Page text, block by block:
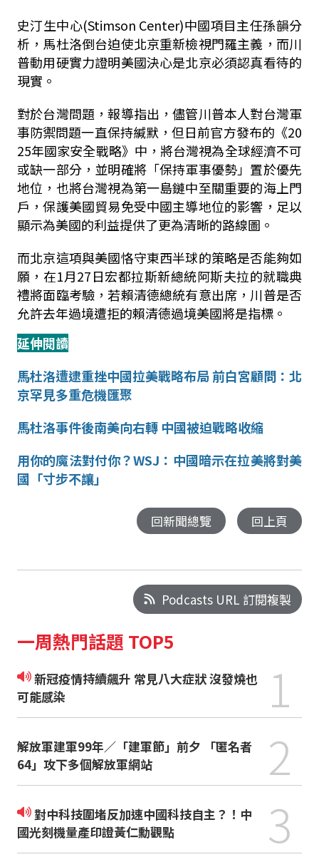
史汀生中心(Stimson Center)中國項目主任孫韻分
析，馬杜洛倒台迫使北京重新檢視門羅主義，而川
普動用硬實力證明美國決心是北京必須認真看待的
現實。
對於台灣問題，報導指出，儘管川普本人對台灣軍
事防禦問題一直保持緘默，但日前官方發布的《20
25年國家安全戰略》中，將台灣視為全球經濟不可
或缺一部分，並明確將「保持軍事優勢」置於優先
地位，也將台灣視為第一島鏈中至關重要的海上門
戶，保護美國貿易免受中國主導地位的影響，足以
顯示為美國的利益提供了更為清晰的路線圖。
而北京這項與美國恪守東西半球的策略是否能夠如
願，在1月27日宏都拉斯新總統阿斯夫拉的就職典
禮將面臨考驗，若賴清德總統有意出席，川普是否
允許去年過境遭拒的賴清德過境美國將是指標。
延伸閱讀
馬杜洛遭逮重挫中國拉美戰略布局前白宮顧問：北
京罕見多重危機匯聚
馬杜洛事件後南美向右轉中國被迫戰略收縮
用你的魔法對付你？WSJ ：中國暗示在拉美將對美
國「寸步不讓」
回新聞總覽 回上頁
Podcasts URL 訂閱複製
一周熱門話題 TOP5
新冠疫情持續飆升 常見八大症狀 沒發燒也
可能感染
1
解放軍建軍99年／「建軍節」前夕 「匿名者
64」攻下多個解放軍網站
2
對中科技圍堵反加速中國科技自主？！中
國光刻機量產印證黃仁勳觀點
3